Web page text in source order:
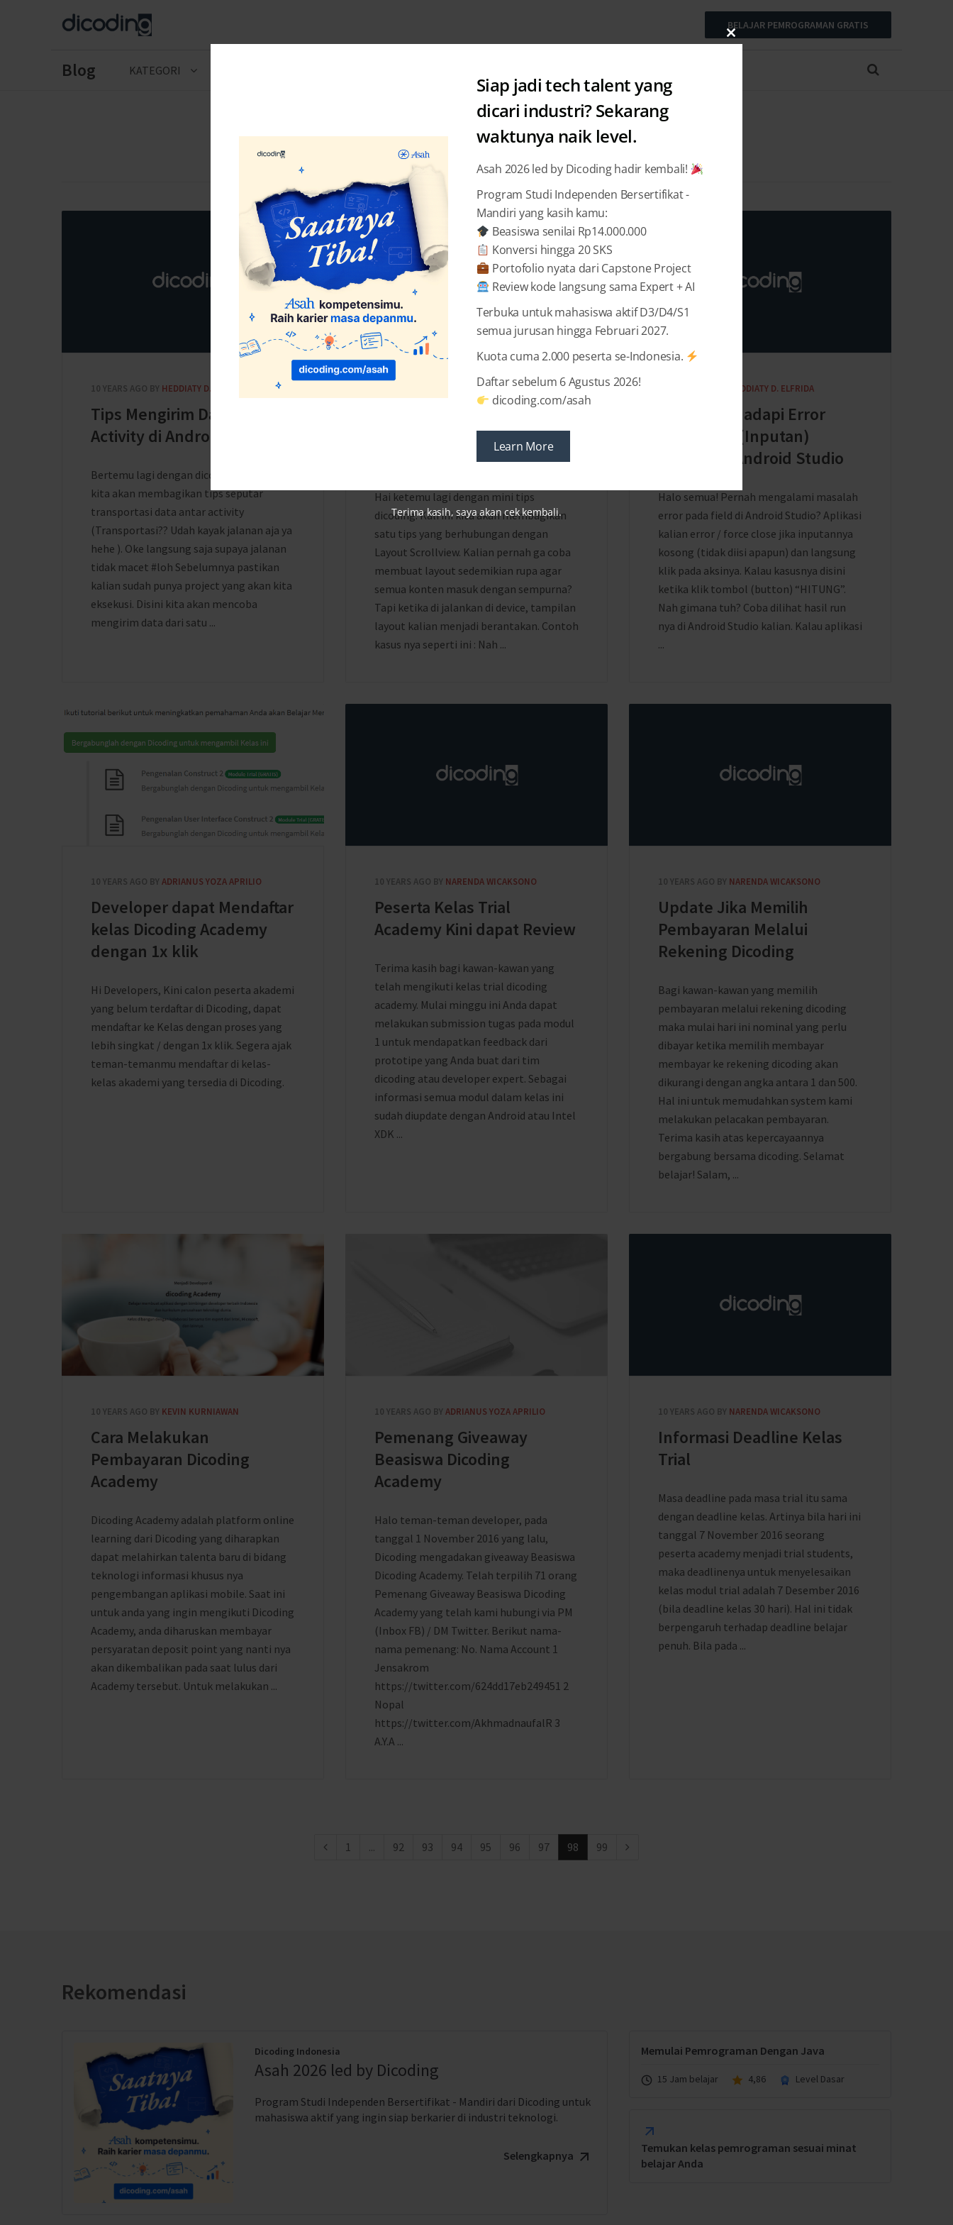
BELAJAR PEMROGRAMAN GRATIS
Blog KATEGORI
Category: Academy
10 YEARS AGO BY HEDDIATY D. ELFRIDA
Tips Mengirim Data Antar
Activity di Android Studio
Bertemu lagi dengan dicoding tips. Kali ini
kita akan membagikan tips seputar
transportasi data antar activity
(Transportasi?? Udah kayak jalanan aja ya
hehe ). Oke langsung saja supaya jalanan
tidak macet #loh Sebelumnya pastikan
kalian sudah punya project yang akan kita
eksekusi. Disini kita akan mencoba
mengirim data dari satu ...
HEDDIATY D. ELFRIDA
Tips Membuat Tampilan
Aplikasi Android yang
Responsive (ScrollView)
Hai ketemu lagi dengan mini tips
dicoding. Kali ini kita akan membagikan
satu tips yang berhubungan dengan
Layout Scrollview. Kalian pernah ga coba
membuat layout sedemikian rupa agar
semua konten masuk dengan sempurna?
Tapi ketika di jalankan di device, tampilan
layout kalian menjadi berantakan. Contoh
kasus nya seperti ini : Nah ...
HEDDIATY D. ELFRIDA
Tips Menghadapi Error
pada Field (Inputan)
Kosong di Android Studio
Halo semua! Pernah mengalami masalah
error pada field di Android Studio? Aplikasi
kalian error / force close jika inputannya
kosong (tidak diisi apapun) dan langsung
klik pada aksinya. Kalau kasusnya disini
ketika klik tombol (button) “HITUNG”.
Nah gimana tuh? Coba dilihat hasil run
nya di Android Studio kalian. Kalau aplikasi
...
10 YEARS AGO BY ADRIANUS YOZA APRILIO
Developer dapat Mendaftar
kelas Dicoding Academy
dengan 1x klik
Hi Developers, Kini calon peserta akademi
yang belum terdaftar di Dicoding, dapat
mendaftar ke Kelas dengan proses yang
lebih singkat / dengan 1x klik. Segera ajak
teman-temanmu mendaftar di kelas-
kelas akademi yang tersedia di Dicoding.
10 YEARS AGO BY NARENDA WICAKSONO
Peserta Kelas Trial
Academy Kini dapat Review
Terima kasih bagi kawan-kawan yang
telah mengikuti kelas trial dicoding
academy. Mulai minggu ini Anda dapat
melakukan submission tugas pada modul
1 untuk mendapatkan feedback dari
prototipe yang Anda buat dari tim
dicoding atau developer expert. Sebagai
informasi semua modul dalam kelas ini
sudah diupdate dengan Android atau Intel
XDK ...
10 YEARS AGO BY NARENDA WICAKSONO
Update Jika Memilih
Pembayaran Melalui
Rekening Dicoding
Bagi kawan-kawan yang memilih
pembayaran melalui rekening dicoding
maka mulai hari ini nominal yang perlu
dibayar ketika memilih membayar
membayar ke rekening dicoding akan
dikurangi dengan angka antara 1 dan 500.
Hal ini untuk memudahkan system kami
melakukan pelacakan pembayaran.
Terima kasih atas kepercayaannya
bergabung bersama dicoding. Selamat
belajar! Salam, ...
10 YEARS AGO BY KEVIN KURNIAWAN
Cara Melakukan
Pembayaran Dicoding
Academy
Dicoding Academy adalah platform online
learning dari Dicoding yang diharapkan
dapat melahirkan talenta baru di bidang
teknologi informasi khusus nya
pengembangan aplikasi mobile. Saat ini
untuk anda yang ingin mengikuti Dicoding
Academy, anda diharuskan membayar
persyaratan deposit point yang nanti nya
akan dikembalikan pada saat lulus dari
Academy tersebut. Untuk melakukan ...
10 YEARS AGO BY ADRIANUS YOZA APRILIO
Pemenang Giveaway
Beasiswa Dicoding
Academy
Halo teman-teman developer, pada
tanggal 1 November 2016 yang lalu,
Dicoding mengadakan giveaway Beasiswa
Dicoding Academy. Telah terpilih 71 orang
Pemenang Giveaway Beasiswa Dicoding
Academy yang telah kami hubungi via PM
(Inbox FB) / DM Twitter. Berikut nama-
nama pemenang: No. Nama Account 1
Jensakrom
https://twitter.com/624dd17eb249451 2
Nopal
https://twitter.com/AkhmadnaufalR 3
A.Y.A ...
10 YEARS AGO BY NARENDA WICAKSONO
Informasi Deadline Kelas
Trial
Masa deadline pada masa trial itu sama
dengan deadline kelas. Artinya bila hari ini
tanggal 7 November 2016 seorang
peserta academy menjadi trial students,
maka deadlinenya untuk menyelesaikan
kelas modul trial adalah 7 Desember 2016
(bila deadline kelas 30 hari). Hal ini tidak
berpengaruh terhadap deadline belajar
penuh. Bila pada ...
1 ... 92 93 94 95 96 97 98 99
Rekomendasi
Dicoding Indonesia
Asah 2026 led by Dicoding
Program Studi Independen Bersertifikat - Mandiri dari Dicoding untuk
mahasiswa aktif yang ingin siap berkarier di industri teknologi.
Selengkapnya
Memulai Pemrograman Dengan Java
15 Jam belajar 4,86 Level Dasar
Temukan kelas pemrograman sesuai minat
belajar Anda
Close
Siap jadi tech talent yang
dicari industri? Sekarang
waktunya naik level.
Asah 2026 led by Dicoding hadir kembali!
Program Studi Independen Bersertifikat -
Mandiri yang kasih kamu:
Beasiswa senilai Rp14.000.000
Konversi hingga 20 SKS
Portofolio nyata dari Capstone Project
Review kode langsung sama Expert + AI
Terbuka untuk mahasiswa aktif D3/D4/S1
semua jurusan hingga Februari 2027.
Kuota cuma 2.000 peserta se-Indonesia.
Daftar sebelum 6 Agustus 2026!
dicoding.com/asah
Learn More
Terima kasih, saya akan cek kembali.